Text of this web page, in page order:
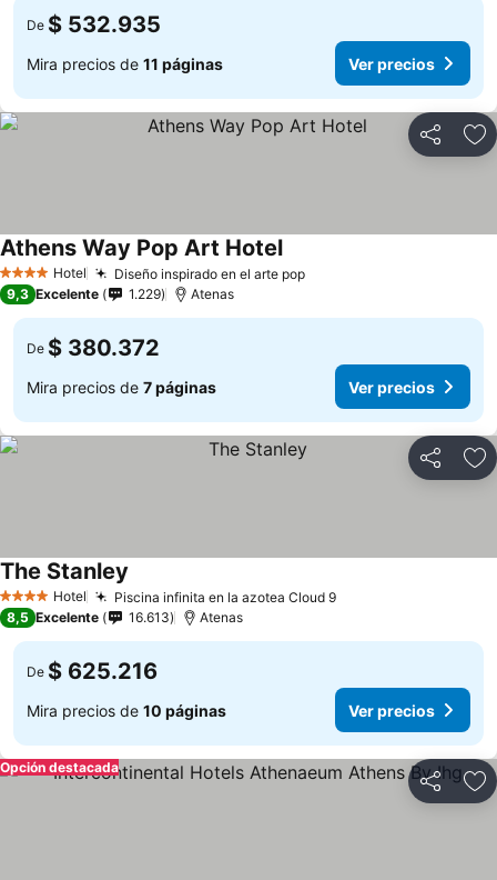
De $ 532.935
Mira precios de 11 páginas Ver precios
Compartir
4 EstrellasHotel Diseño inspirado en el arte popVer precios
Athens Way Pop Art HotelVer precios
9,3 Excelente 1.229 Atenas
De $ 380.372
Mira precios de 7 páginas Ver precios
Compartir
4 EstrellasHotel Piscina infinita en la azotea Cloud 9Ver precios
The Stanley
8,5 Excelente 16.613 Atenas
De $ 625.216
Mira precios de 10 páginas Ver precios
Compartir
Opción destacada